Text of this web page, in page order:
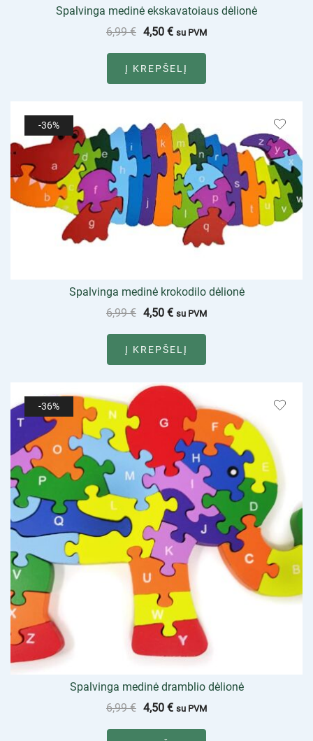
Spalvinga medinė ekskavatoiaus dėlionė
6,99€ 4,50 € su PVM
Į KREPŠELĮ
-36%
Spalvinga medinė krokodilo dėlionė
6,99€ 4,50 € su PVM
Į KREPŠELĮ
-36%
Spalvinga medinė dramblio dėlionė
6,99€ 4,50 € su PVM